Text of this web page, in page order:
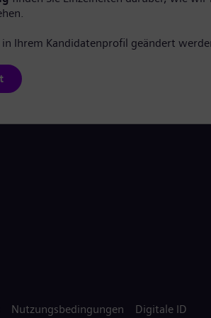
Ihrem Kandidatenprofil geändert
Nutzungsbedingungen Digitale ID